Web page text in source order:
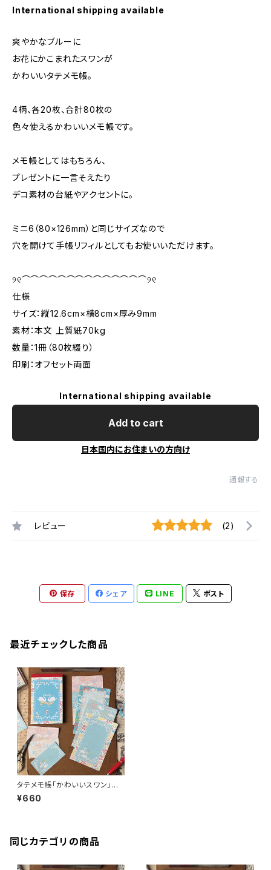
International shipping available
爽やかなブルーに
お花にかこまれたスワンが
かわいいタテメモ帳。
4柄、各20枚、合計80枚の
色々使えるかわいいメモ帳です。
メモ帳としてはもちろん、
プレゼントに一言そえたり
デコ素材の台紙やアクセントに。
ミニ6（80×126mm）と同じサイズなので
穴を開けて手帳リフィルとしてもお使いいただけます。
୨୧⌒⌒⌒⌒⌒⌒⌒⌒⌒⌒⌒⌒⌒⌒୨୧
仕様
サイズ：縦12.6cm×横8cm×厚み9mm
素材：本文 上質紙70kg
数量：1冊（80枚綴り）
印刷：オフセット両面
International shipping available
Add to cart
日本国内にお住まいの方向け
通報する
レビュー (2)
保存 シェア LINE ポスト
最近チェックした商品
タテメモ帳「かわいいスワン」 A
N103-0059 メモ帳 手帳リ
フィル（穴なし） ミニ6 M6
¥660
同じカテゴリの商品